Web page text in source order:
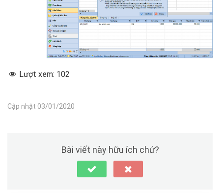
Lượt xem: 102
Cập nhật 03/01/2020
Bài viết này hữu ích chứ?